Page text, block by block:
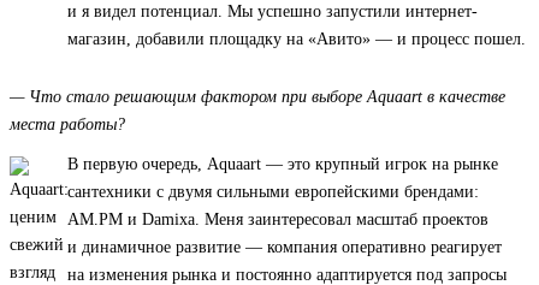
и я видел потенциал. Мы успешно запустили интернет-
магазин, добавили площадку на «Авито» — и процесс пошел.
— Что стало решающим фактором при выборе Aquaart в качестве
места работы?
В первую очередь, Aquaart — это крупный игрок на рынке
сантехники с двумя сильными европейскими брендами:
AM.PM и Damixa. Меня заинтересовал масштаб проектов
и динамичное развитие — компания оперативно реагирует
на изменения рынка и постоянно адаптируется под запросы